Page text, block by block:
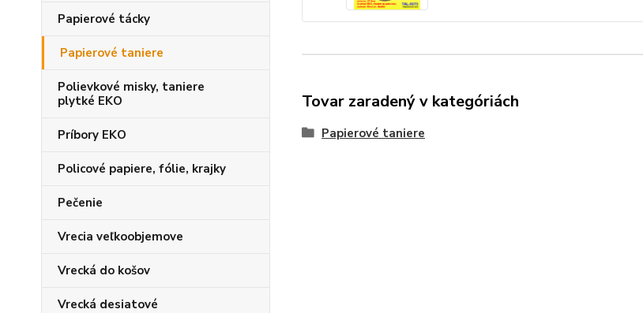
Papierové tácky
Papierové taniere
Polievkové misky, taniere
plytké EKO
Príbory EKO
Policové papiere, fólie, krajky
Pečenie
Vrecia veľkoobjemove
Vrecká do košov
Vrecká desiatové
Tovar zaradený v kategóriách
Papierové taniere